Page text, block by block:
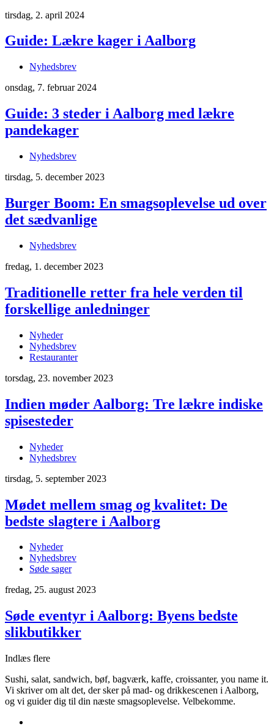
tirsdag, 2. april 2024
Guide: Lækre kager i Aalborg
Nyhedsbrev
onsdag, 7. februar 2024
Guide: 3 steder i Aalborg med lækre
pandekager
Nyhedsbrev
tirsdag, 5. december 2023
Burger Boom: En smagsoplevelse ud over
det sædvanlige
Nyhedsbrev
fredag, 1. december 2023
Traditionelle retter fra hele verden til
forskellige anledninger
Nyheder
Nyhedsbrev
Restauranter
torsdag, 23. november 2023
Indien møder Aalborg: Tre lækre indiske
spisesteder
Nyheder
Nyhedsbrev
tirsdag, 5. september 2023
Mødet mellem smag og kvalitet: De
bedste slagtere i Aalborg
Nyheder
Nyhedsbrev
Søde sager
fredag, 25. august 2023
Søde eventyr i Aalborg: Byens bedste
slikbutikker
Indlæs flere
Sushi, salat, sandwich, bøf, bagværk, kaffe, croissanter, you name it.
Vi skriver om alt det, der sker på mad- og drikkescenen i Aalborg,
og vi guider dig til din næste smagsoplevelse. Velbekomme.